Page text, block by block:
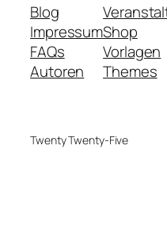
Blog
Impressum
FAQs
Autoren
Shop
Vorlagen
Themes
Twenty Twenty-Five